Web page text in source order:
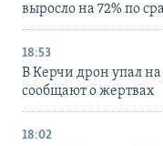
выросло на 72% по
18:53
В Керчи дрон упал
сообщают о жертвах
18:02